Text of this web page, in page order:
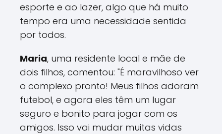
esporte e ao lazer, algo que há muito
tempo era uma necessidade sentida
por todos.
Maria, uma residente local e mãe de
dois filhos, comentou: "É maravilhoso ver
o complexo pronto! Meus filhos adoram
futebol, e agora eles têm um lugar
seguro e bonito para jogar com os
amigos. Isso vai mudar muitas vidas